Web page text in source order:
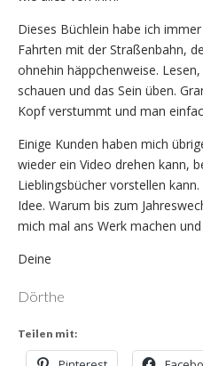
Dieses Büchlein habe ich
Fahrten mit der Straßenbahn,
ohnehin häppchenweise.
schauen und das Sein üben.
Kopf verstummt und man
Einige Kunden haben mich
wieder ein Video drehen kann,
Lieblingsbücher vorstellen
Idee. Warum bis zum
mich mal ans Werk machen
Deine
Dörthe
Teilen mit: